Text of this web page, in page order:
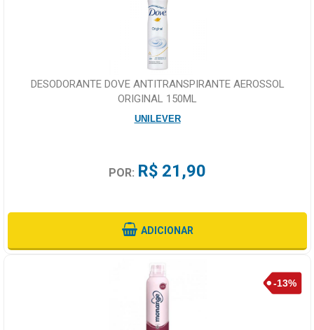
DESODORANTE DOVE ANTITRANSPIRANTE AEROSSOL
ORIGINAL 150ML
UNILEVER
POR: R$ 21,90
ADICIONAR